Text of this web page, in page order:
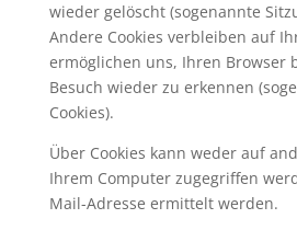
wieder gelöscht (sogenannte
Andere Cookies verbleiben auf
ermöglichen uns, Ihren Browser
Besuch wieder zu erkennen
Cookies).
Über Cookies kann weder auf
Ihrem Computer zugegriffen
Mail-Adresse ermittelt werden.